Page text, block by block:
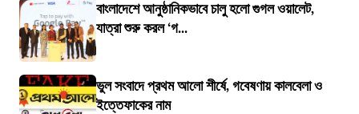
বাংলাদেশে আনুষ্ঠানিকভাবে চালু হলো গুগল ওয়ালেট,
যাত্রা শুরু করল ‘গ...
ভুল সংবাদে প্রথম আলো শীর্ষে, গবেষণায় কালবেলা ও
ইত্তেফাকের নাম